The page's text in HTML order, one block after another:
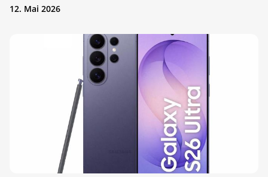
12. Mai 2026